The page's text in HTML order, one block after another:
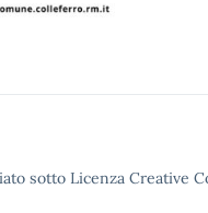
sotto Licenza Creative